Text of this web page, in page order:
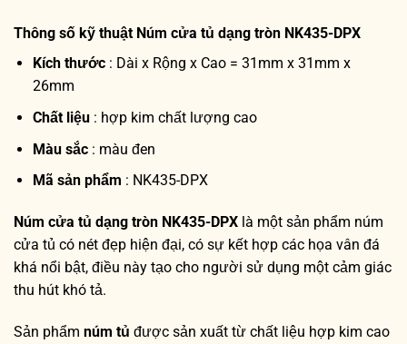
Thông số kỹ thuật Núm cửa tủ dạng tròn NK435-DPX
Kích thước: Dài x Rộng x Cao = 31mm x 31mm x
26mm
Chất liệu: hợp kim chất lượng cao
Màu sắc: màu đen
Mã sản phẩm : NK435-DPX
Núm cửa tủ dạng tròn NK435-DPX là một sản phẩm núm
cửa tủ có nét đẹp hiện đại, có sự kết hợp các họa vân đá
khá nổi bật, điều này tạo cho người sử dụng một cảm giác
thu hút khó tả.
Sản phẩm núm tủ được sản xuất từ chất liệu hợp kim cao